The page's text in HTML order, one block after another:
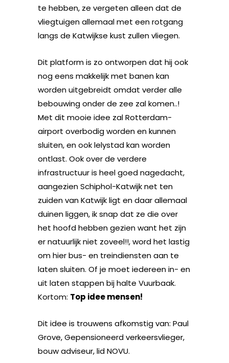
te hebben, ze vergeten alleen dat de
vliegtuigen allemaal met een rotgang
langs de Katwijkse kust zullen vliegen.
Dit platform is zo ontworpen dat hij ook
nog eens makkelijk met banen kan
worden uitgebreidt omdat verder alle
bebouwing onder de zee zal komen..!
Met dit mooie idee zal Rotterdam-
airport overbodig worden en kunnen
sluiten, en ook lelystad kan worden
ontlast. Ook over de verdere
infrastructuur is heel goed nagedacht,
aangezien Schiphol-Katwijk net ten
zuiden van Katwijk ligt en daar allemaal
duinen liggen, ik snap dat ze die over
het hoofd hebben gezien want het zijn
er natuurlijk niet zoveel!!, word het lastig
om hier bus- en treindiensten aan te
laten sluiten. Of je moet iedereen in- en
uit laten stappen bij halte Vuurbaak.
Kortom: Top idee mensen!
Dit idee is trouwens afkomstig van: Paul
Grove, Gepensioneerd verkeersvlieger,
bouw adviseur, lid NOVU.